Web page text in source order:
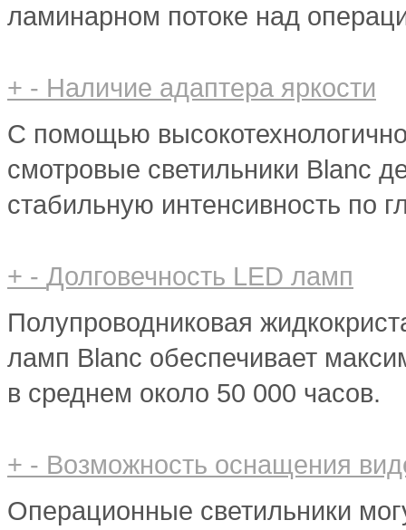
ламинарном потоке над
+ - Наличие адаптера яркости
С помощью
смотровые светильники Blanc
стабильную интенсивность по
+ - Долговечность LED ламп
Полупроводниковая
ламп Blanc обеспечивает
в среднем около 50 000 часов.
+ - Возможность оснащения
Операционные светильники